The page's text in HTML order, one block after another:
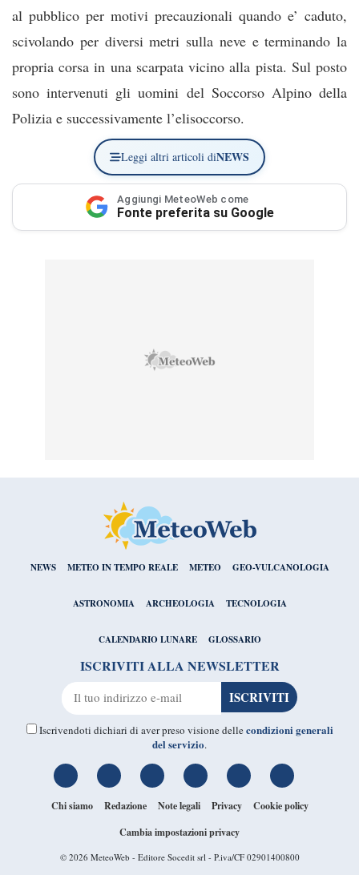
al pubblico per motivi precauzionali quando e’ caduto,
scivolando per diversi metri sulla neve e terminando la
propria corsa in una scarpata vicino alla pista. Sul posto
sono intervenuti gli uomini del Soccorso Alpino della
Polizia e successivamente l’elisoccorso.
Leggi altri articoli diNEWS
Aggiungi MeteoWeb come
Fonte preferita su Google
NEWS METEO IN TEMPO REALE METEO GEO-VULCANOLOGIA
ASTRONOMIA ARCHEOLOGIA TECNOLOGIA
CALENDARIO LUNARE GLOSSARIO
ISCRIVITI ALLA NEWSLETTER
Iscrivendoti dichiari di aver preso visione dellecondizioni generali
del servizio.
Chi siamo Redazione Note legali Privacy
Cookie policy
Cambia impostazioni privacy
© 2026 MeteoWeb - Editore Socedit srl - P.iva/CF 02901400800